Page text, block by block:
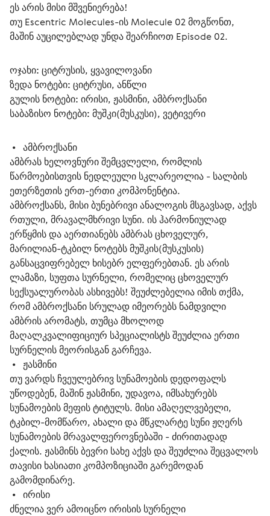
ეს არის მისი მშვენიერება!
თუ Escentric Molecules-ის Molecule 02 მოგწონთ,
მაშინ აუცილებლად უნდა შეარჩიოთ Episode 02.
ოჯახი: ციტრუსის, ყვავილოვანი
ზედა ნოტები: ციტრუსი, ანწლი
გულის ნოტები: ირისი, ჟასმინი, ამბროქსანი
საბაზისო ნოტები: მუშკი(მუსკუსი), ვეტივერი
• ამბროქსანი
ამბრას ხელოვნური შემცვლელი, რომლის
წარმოებისთვის ნედლეული სკლარეოლია - სალბის
ეთერზეთის ერთ-ერთი კომპონენტია.
ამბროქსანს, მისი ბუნებრივი ანალოგის მსგავსად, აქვს
რთული, მრავალმხრივი სუნი. ის ჰარმონიულად
ერწყმის და აერთიანებს ამბრას ცხოველურ,
მარილიან-ტკბილ ნოტებს მუშკის(მუსკუსის)
განსაცვიფრებელ ხისებრ ელფერებთან. ეს არის
ლამაზი, სუფთა სურნელი, რომელიც ცხოველურ
სექსუალურობას ასხივებს! შეუძლებელია იმის თქმა,
რომ ამბროქსანი სრულად იმეორებს ნამდვილი
ამბრის არომატს, თუმცა მხოლოდ
მაღალკვალიფიციურ სპეციალისტს შეუძლია ერთი
სურნელის მეორისგან გარჩევა.
• ჟასმინი
თუ ვარდს ჩვეულებრივ სუნამოების დედოფალს
უწოდებენ, მაშინ ჟასმინი, უდავოა, იმსახურებს
სუნამოების მეფის ტიტულს. მისი ამაღელვებელი,
ტკბილ-მომწარო, ახალი და მწკლარტე სუნი ჟღერს
სუნამოების მრავალფეროვნებაში - ძირითადად
ქალის. ჟასმინს ბევრი სახე აქვს და შეუძლია შეცვალოს
თავისი ხასიათი კომპოზიციაში გარემოდან
გამომდინარე.
• ირისი
ძნელია ვერ ამოიცნო ირისის სურნელი